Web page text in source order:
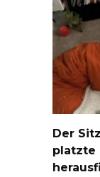
Der
platzte